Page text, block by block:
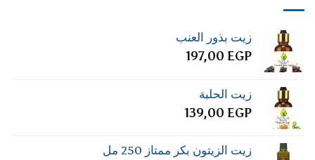
زيت بذور العنب
197,00 EGP
زيت الحلبة
139,00 EGP
زيت الزيتون بكر ممتاز 250 مل